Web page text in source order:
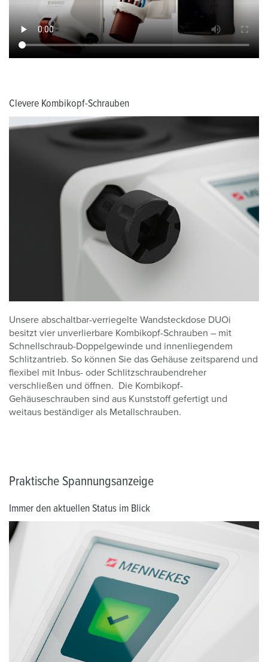
Clevere Kombikopf-Schrauben
Unsere abschaltbar-verriegelte Wandsteckdose DUOi
besitzt vier unverlierbare Kombikopf-Schrauben – mit
Schnellschraub-Doppelgewinde und innenliegendem
Schlitzantrieb. So können Sie das Gehäuse zeitsparend und
flexibel mit Inbus- oder Schlitzschraubendreher
verschließen und öffnen. Die Kombikopf-
Gehäuseschrauben sind aus Kunststoff gefertigt und
weitaus beständiger als Metallschrauben.
Praktische Spannungsanzeige
Immer den aktuellen Status im Blick